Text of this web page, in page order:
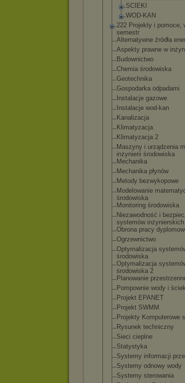
SCIEKI
WOD-KAN
222 Projekty i pomoce,
semestr
Alternatywne źródła
Aspekty prawne w
Budownictwo
Chemia środowiska
Geotechnika
Gospodarka odpadami
Instalacje gazowe
Instalacje wod-kan
Kanalizacja
Klimatyzacja
Klimatyzacja 2
Maszyny i urządzenia
inżynierii środowiska
Mechanika
Mechanika płynów
Metody bezwykopowe
Modelowanie
środowiska
Monitoring środowiska
Niezawodność i
systemów inżynierskich
Obrona pracy
Ogrzewnictwo
Optymalizacja
środowiska
Optymalizacja
środowiska 2
Planowanie
Pompownie wody i
Projekt EPANET
Projekt SWMM
Projekty Komputerowe
Rysunek techniczny
Sieci cieplne
Statystyka
Systemy informacji
Systemy odnowy wody
Systemy sterowania